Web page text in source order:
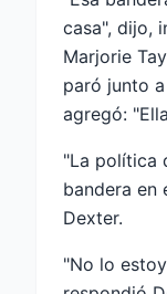
casa", dijo,
Marjorie
paró junto
agregó:
"La política
bandera en
Dexter.
"No lo